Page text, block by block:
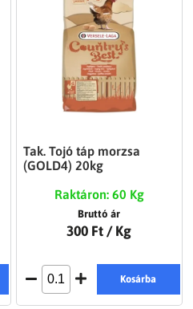
Tak. Tojó táp morzsa
(GOLD4) 20kg
Raktáron: 60 Kg
Bruttó ár
300 Ft / Kg
Kosárba